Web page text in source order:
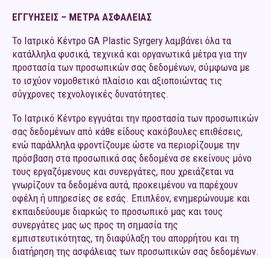
ΕΓΓΥΗΣΕΙΣ – ΜΕΤΡΑ ΑΣΦΑΛΕΙΑΣ
Το Ιατρικό Κέντρο GA Plastic Syrgery λαμβάνει όλα τα
κατάλληλα φυσικά, τεχνικά και οργανωτικά μέτρα για την
προστασία των προσωπικών σας δεδομένων, σύμφωνα με
το ισχύον νομοθετικό πλαίσιο και αξιοποιώντας τις
σύγχρονες τεχνολογικές δυνατότητες.
Το Ιατρικό Κέντρο εγγυάται την προστασία των προσωπικών
σας δεδομένων από κάθε είδους κακόβουλες επιθέσεις,
ενώ παράλληλα φροντίζουμε ώστε να περιορίζουμε την
πρόσβαση στα προσωπικά σας δεδομένα σε εκείνους μόνο
τους εργαζόμενους και συνεργάτες, που χρειάζεται να
γνωρίζουν τα δεδομένα αυτά, προκειμένου να παρέχουν
οφέλη ή υπηρεσίες σε εσάς. Επιπλέον, ενημερώνουμε και
εκπαιδεύουμε διαρκώς το προσωπικό μας και τους
συνεργάτες μας ως προς τη σημασία της
εμπιστευτικότητας, τη διαφύλαξη του απορρήτου και τη
διατήρηση της ασφάλειας των προσωπικών σας δεδομένων.